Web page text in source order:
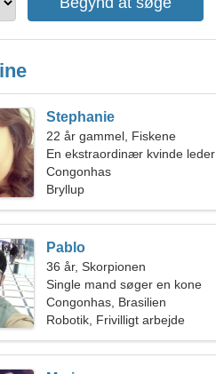
Stephanie
22 år gammel, Fiskene
En ekstraordinær kvinde
Congonhas
Bryllup
Pablo
36 år, Skorpionen
Single mand søger en kone
Congonhas, Brasilien
Robotik, Frivilligt arbejde